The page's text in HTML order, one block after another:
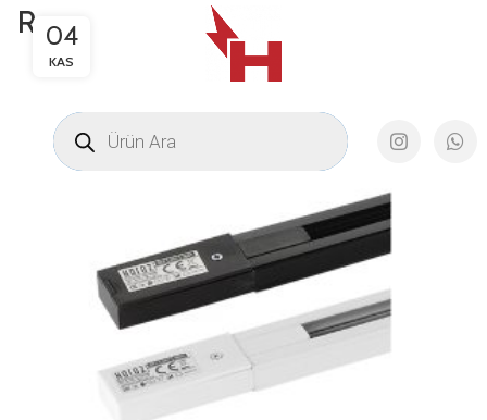
Ray
04
KAS